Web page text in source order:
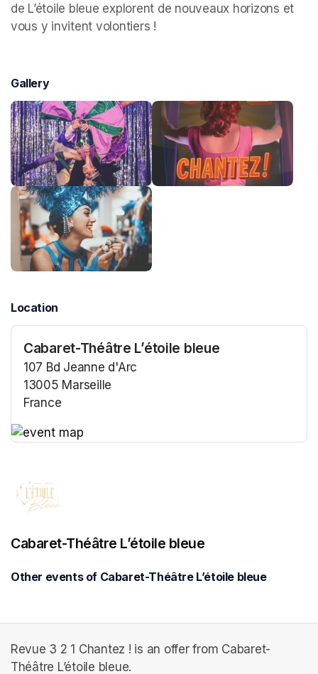
de L’étoile bleue explorent de nouveaux horizons et
vous y invitent volontiers !
Gallery
Location
Cabaret-Théâtre L’étoile bleue
107 Bd Jeanne d'Arc
13005 Marseille
France
Cabaret-Théâtre L’étoile bleue
Other events of Cabaret-Théâtre L’étoile bleue
Revue 3 2 1 Chantez ! is an offer from Cabaret-
Théâtre L’étoile bleue.